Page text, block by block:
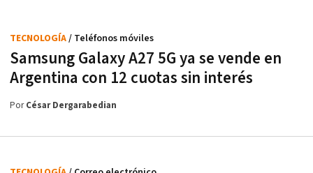
Samsung Galaxy A27 5G ya se vende en
Argentina con 12 cuotas sin interés
TECNOLOGÍA/ Teléfonos móviles
PorCésar Dergarabedian